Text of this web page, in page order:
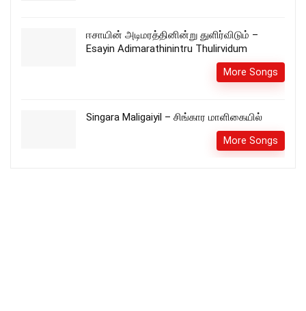
ஈசாயின் அடிமரத்தினின்று துளிர்விடும் –
Esayin Adimarathinintru Thulirvidum
More Songs
Singara Maligaiyil – சிங்கார மாளிகையில்
More Songs